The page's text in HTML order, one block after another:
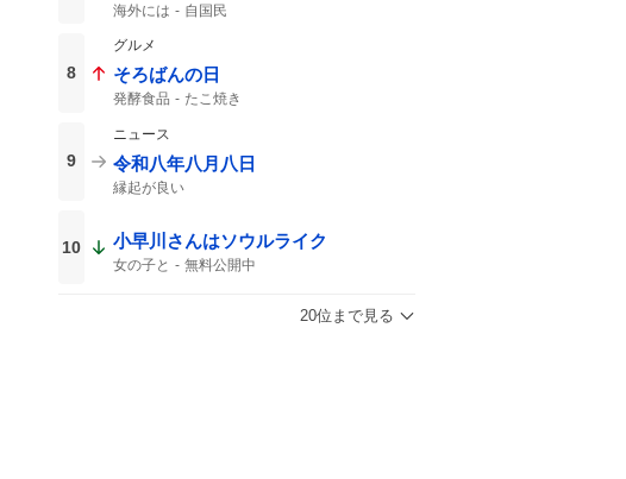
海外には 自国民
8
グルメ
そろばんの日
発酵食品 たこ焼き
9
ニュース
令和八年八月八日
縁起が良い
10 小早川さんはソウルライク
女の子と 無料公開中
20位まで見る